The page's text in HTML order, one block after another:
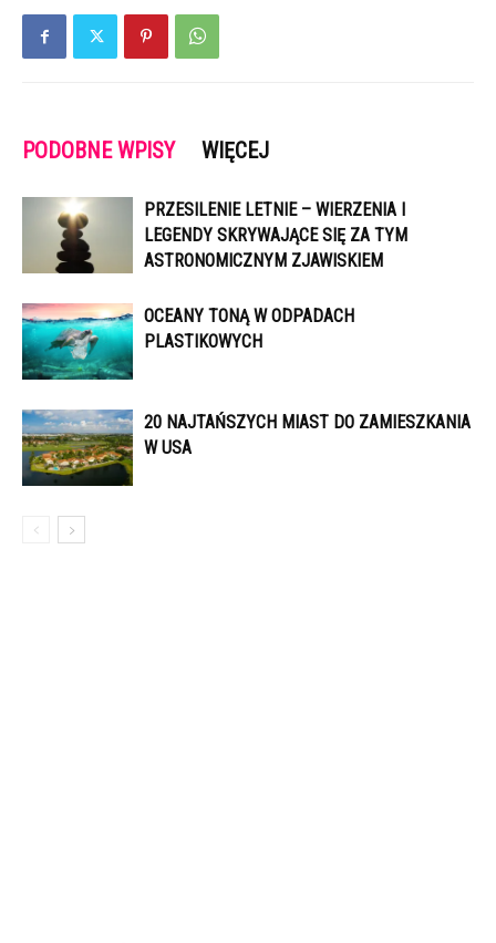
PODOBNE WPISY WIĘCEJ
PRZESILENIE LETNIE – WIERZENIA I
LEGENDY SKRYWAJĄCE SIĘ ZA TYM
ASTRONOMICZNYM ZJAWISKIEM
OCEANY TONĄ W ODPADACH
PLASTIKOWYCH
20 NAJTAŃSZYCH MIAST DO ZAMIESZKANIA
W USA